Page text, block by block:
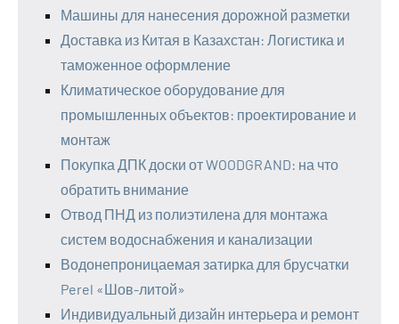
Машины для нанесения дорожной разметки
Доставка из Китая в Казахстан: Логистика и
таможенное оформление
Климатическое оборудование для
промышленных объектов: проектирование и
монтаж
Покупка ДПК доски от WOODGRAND: на что
обратить внимание
Отвод ПНД из полиэтилена для монтажа
систем водоснабжения и канализации
Водонепроницаемая затирка для брусчатки
Perel «Шов-литой»
Индивидуальный дизайн интерьера и ремонт